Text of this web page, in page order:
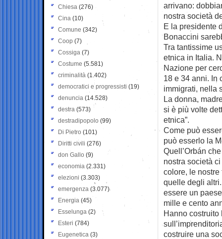
arrivano:
nostra società
E la presidente
Bonaccini
Tra tantissime
etnica in Italia.
Nazione per
18 e 34 anni. In
immigrati, nella
La donna,
si è più volte
etnica”.
Come può
può esserlo la
Quell’Orbán
nostra società
colore, le
quelle degli
essere un
mille e cento
Hanno costruito
costruire una
Chiesa (276)
Cina (10)
Comune (342)
Coop (7)
Cossiga (7)
Costume (5.581)
criminalità (1.402)
democratici e progressisti (19)
denuncia (14.528)
destra (573)
destradipopolo (99)
Di Pietro (101)
Diritti civili (276)
don Gallo (9)
economia (2.331)
elezioni (3.303)
emergenza (3.077)
Energia (45)
Esselunga (2)
Esteri (784)
Eugenetica (3)